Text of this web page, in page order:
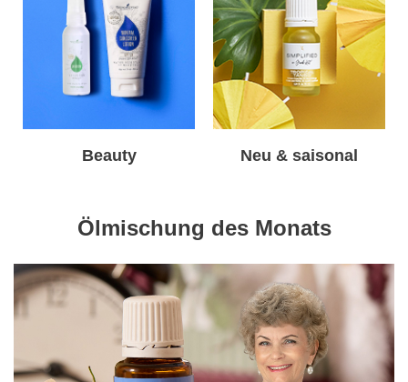
Beauty Neu & saisonal
Ölmischung des Monats